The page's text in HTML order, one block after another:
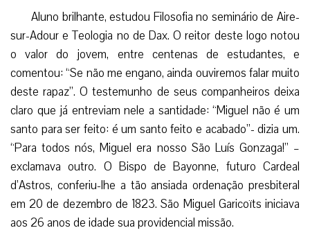
Aluno brilhante, estudou Filosofia no seminário de Aire-
sur-Adour e Teologia no de Dax. O reitor deste logo notou
o valor do jovem, entre centenas de estudantes, e
comentou: “Se não me engano, ainda ouviremos falar muito
deste rapaz”. O testemunho de seus companheiros deixa
claro que já entreviam nele a santidade: “Miguel não é um
santo para ser feito: é um santo feito e acabado”- dizia um.
“Para todos nós, Miguel era nosso São Luís Gonzaga!” –
exclamava outro. O Bispo de Bayonne, futuro Cardeal
d’Astros, conferiu-lhe a tão ansiada ordenação presbiteral
em 20 de dezembro de 1823. São Miguel Garicoïts iniciava
aos 26 anos de idade sua providencial missão.